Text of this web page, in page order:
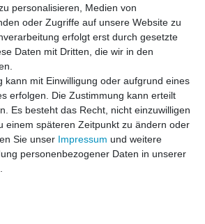
L., Steinach
26.07.2026
16.07.2026
Bewertungen
personalisieren, Medien von
oder Zugriffe auf unsere Website zu
erfolgt erst durch gesetzte
Daten mit Dritten, die wir in den
kann mit Einwilligung oder aufgrund eines
erfolgen. Die Zustimmung kann erteilt
Es besteht das Recht, nicht einzuwilligen
einem späteren Zeitpunkt zu ändern oder
Sie unser Impressum und weitere
personenbezogener Daten in unserer